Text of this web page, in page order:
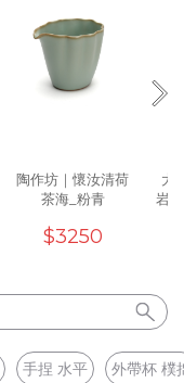
陶作坊｜懷汝清荷
茶海_粉青
$3250
大
岩
手捏 水平 外帶杯 樸